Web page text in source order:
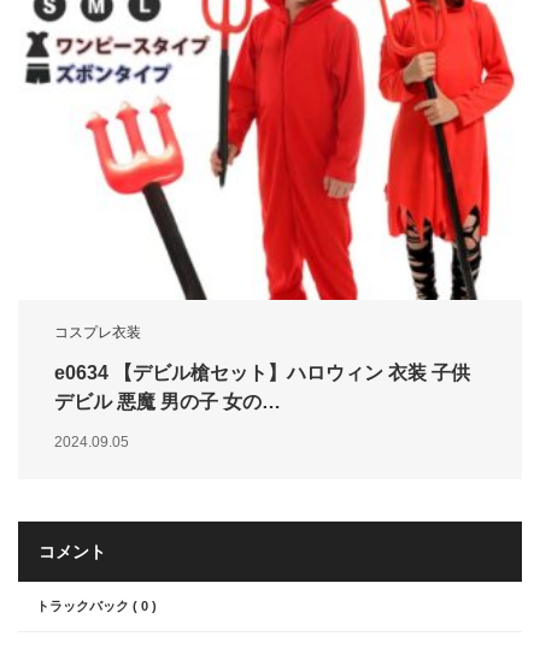
コスプレ衣装
e0634 【デビル槍セット】ハロウィン 衣装 子供
デビル 悪魔 男の子 女の…
2024.09.05
コメント
トラックバック ( 0 )